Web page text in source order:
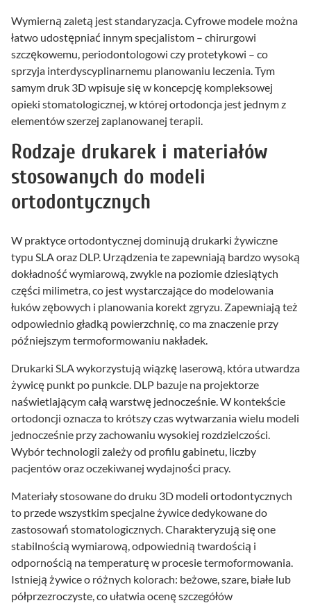
Wymierną zaletą jest standaryzacja. Cyfrowe modele można
łatwo udostępniać innym specjalistom – chirurgowi
szczękowemu, periodontologowi czy protetykowi – co
sprzyja interdyscyplinarnemu planowaniu leczenia. Tym
samym druk 3D wpisuje się w koncepcję kompleksowej
opieki stomatologicznej, w której ortodoncja jest jednym z
elementów szerzej zaplanowanej terapii.
Rodzaje drukarek i materiałów
stosowanych do modeli
ortodontycznych
W praktyce ortodontycznej dominują drukarki żywiczne
typu SLA oraz DLP. Urządzenia te zapewniają bardzo wysoką
dokładność wymiarową, zwykle na poziomie dziesiątych
części milimetra, co jest wystarczające do modelowania
łuków zębowych i planowania korekt zgryzu. Zapewniają też
odpowiednio gładką powierzchnię, co ma znaczenie przy
późniejszym termoformowaniu nakładek.
Drukarki SLA wykorzystują wiązkę laserową, która utwardza
żywicę punkt po punkcie. DLP bazuje na projektorze
naświetlającym całą warstwę jednocześnie. W kontekście
ortodoncji oznacza to krótszy czas wytwarzania wielu modeli
jednocześnie przy zachowaniu wysokiej rozdzielczości.
Wybór technologii zależy od profilu gabinetu, liczby
pacjentów oraz oczekiwanej wydajności pracy.
Materiały stosowane do druku 3D modeli ortodontycznych
to przede wszystkim specjalne żywice dedykowane do
zastosowań stomatologicznych. Charakteryzują się one
stabilnością wymiarową, odpowiednią twardością i
odpornością na temperaturę w procesie termoformowania.
Istnieją żywice o różnych kolorach: beżowe, szare, białe lub
półprzezroczyste, co ułatwia ocenę szczegółów